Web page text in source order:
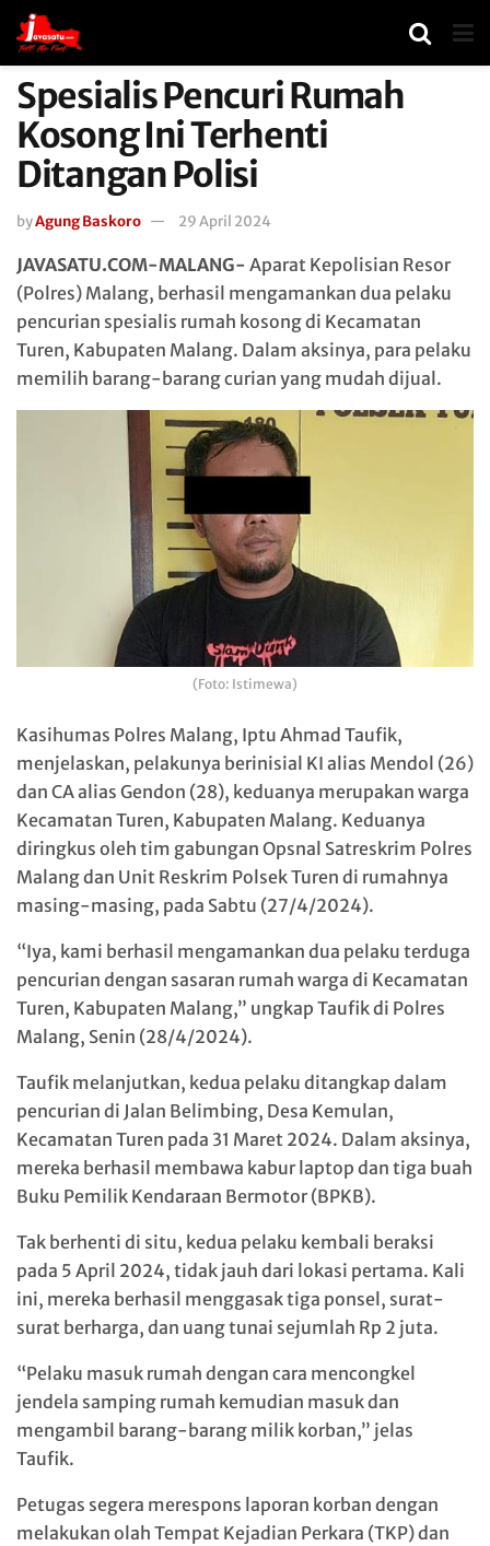
Spesialis Pencuri Rumah
Kosong Ini Terhenti
Ditangan Polisi
byAgung Baskoro 29 April 2024
JAVASATU.COM-MALANG- Aparat Kepolisian Resor
(Polres) Malang, berhasil mengamankan dua pelaku
pencurian spesialis rumah kosong di Kecamatan
Turen, Kabupaten Malang. Dalam aksinya, para pelaku
memilih barang-barang curian yang mudah dijual.
(Foto: Istimewa)
Kasihumas Polres Malang, Iptu Ahmad Taufik,
menjelaskan, pelakunya berinisial KI alias Mendol (26)
dan CA alias Gendon (28), keduanya merupakan warga
Kecamatan Turen, Kabupaten Malang. Keduanya
diringkus oleh tim gabungan Opsnal Satreskrim Polres
Malang dan Unit Reskrim Polsek Turen di rumahnya
masing-masing, pada Sabtu (27/4/2024).
“Iya, kami berhasil mengamankan dua pelaku terduga
pencurian dengan sasaran rumah warga di Kecamatan
Turen, Kabupaten Malang,” ungkap Taufik di Polres
Malang, Senin (28/4/2024).
Taufik melanjutkan, kedua pelaku ditangkap dalam
pencurian di Jalan Belimbing, Desa Kemulan,
Kecamatan Turen pada 31 Maret 2024. Dalam aksinya,
mereka berhasil membawa kabur laptop dan tiga buah
Buku Pemilik Kendaraan Bermotor (BPKB).
Tak berhenti di situ, kedua pelaku kembali beraksi
pada 5 April 2024, tidak jauh dari lokasi pertama. Kali
ini, mereka berhasil menggasak tiga ponsel, surat-
surat berharga, dan uang tunai sejumlah Rp 2 juta.
“Pelaku masuk rumah dengan cara mencongkel
jendela samping rumah kemudian masuk dan
mengambil barang-barang milik korban,” jelas
Taufik.
Petugas segera merespons laporan korban dengan
melakukan olah Tempat Kejadian Perkara (TKP) dan